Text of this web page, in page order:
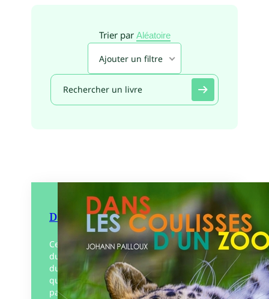
Trier par Aléatoire
Ajouter un filtre
Dans les coulisses d’un zoo
Ce beau livre vous dévoile les coulisses
du spectacle du vivant offert aux visiteurs
du zoo de la Boissière-du-Doré, le travail
quotidien de toute une équipe de
passionnés,…